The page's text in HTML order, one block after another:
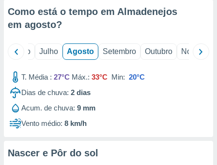
1199
Como está o tempo em Almadenejos
em agosto?
Junho Julho Agosto Setembro Outubro Novembro
T. Média : 27°C Máx.: 33°C Min: 20°C
Dias de chuva: 2 dias
Acum. de chuva: 9 mm
Vento médio: 8 km/h
Nascer e Pôr do sol